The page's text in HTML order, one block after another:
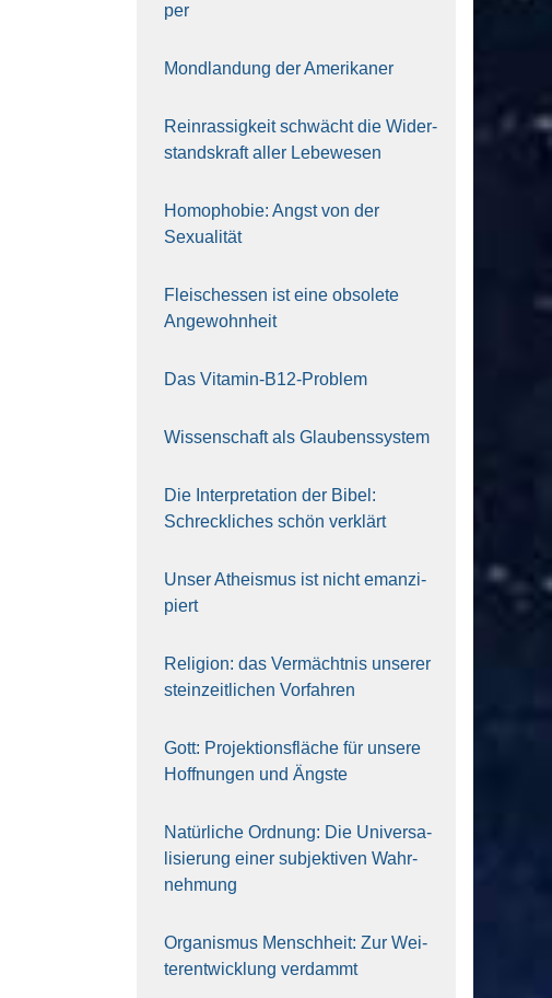
per
Mond­lan­dung der Ame­ri­ka­ner
Rein­ras­sig­keit schwächt die Wider­
stands­kraft aller Lebe­we­sen
Homo­pho­bie: Angst von der
Sexua­li­tät
Fleisch­essen ist eine obso­le­te
An‍ge‍wohn‍heit
Das Vit­amin-B12-Pro­blem
Wis­sen­schaft als Glau­bens­sys­tem
Die Inter­pre­ta­ti­on der Bibel:
Schreck­li­ches schön ver­klärt
Unser Athe­is­mus ist nicht eman­zi­
piert
Reli­gi­on: das Ver­mächt­nis unse­rer
stein­zeit­li­chen Vor­fah­ren
Gott: Pro­jek­ti­ons­flä­che für unse­re
Hoff­nun­gen und Ängs­te
Natür­li­che Ord­nung: Die Uni­ver­sa­
li­sie­rung einer sub­jek­ti­ven Wahr­
neh­mung
Orga­nis­mus Mensch­heit: Zur Wei­
ter­ent­wick­lung ver­dammt